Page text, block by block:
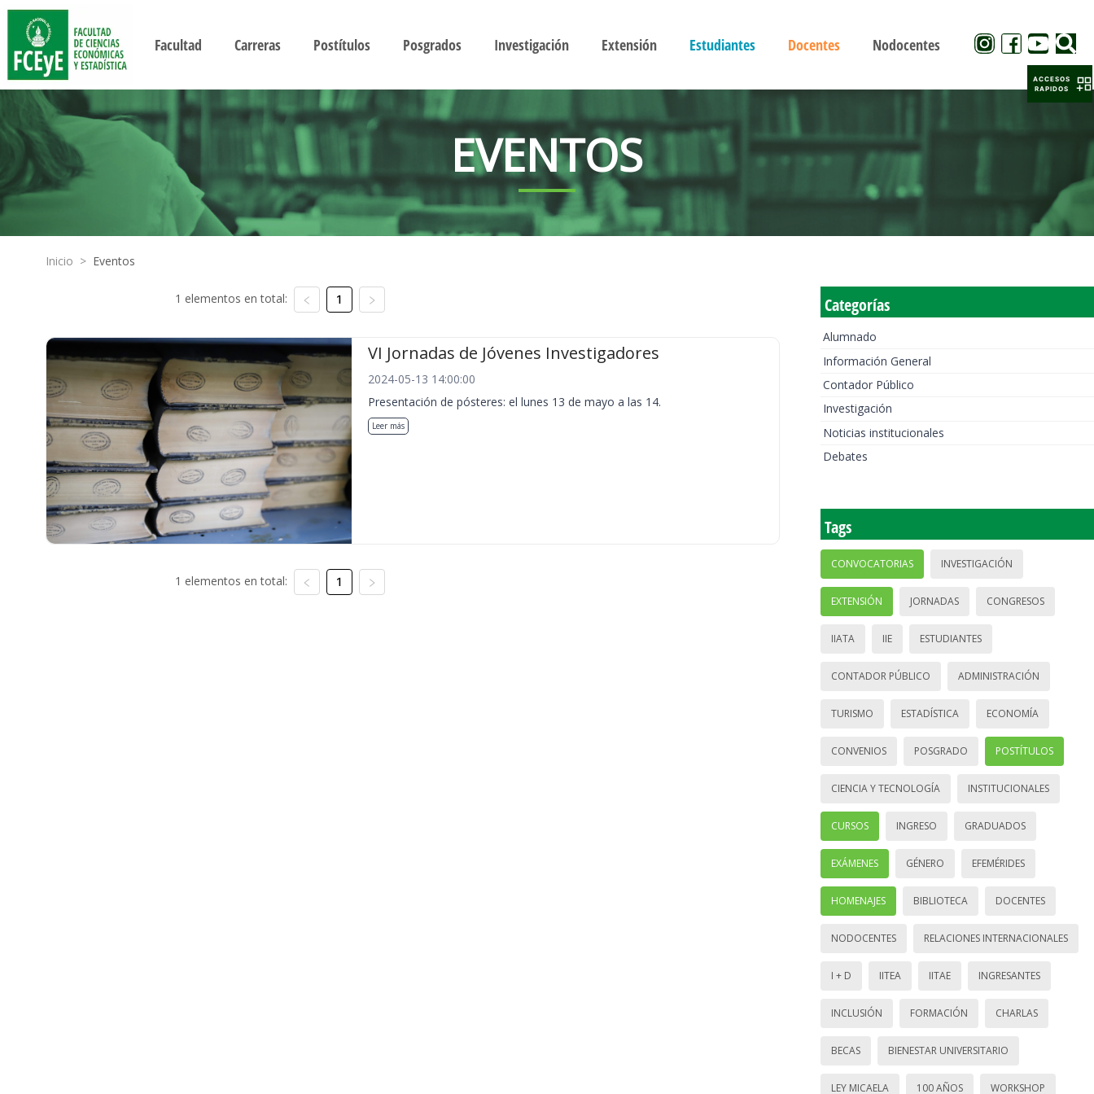
Facultad Carreras Postítulos Posgrados Investigación Extensión Estudiantes Docentes Nodocentes
EVENTOS
Inicio > Eventos
1 elementos en total: 1
VI Jornadas de Jóvenes Investigadores
2024-05-13 14:00:00
Presentación de pósteres: el lunes 13 de mayo a las 14.
Leer más
1 elementos en total: 1
Categorías
Alumnado
Información General
Contador Público
Investigación
Noticias institucionales
Debates
Tags
CONVOCATORIAS INVESTIGACIÓN
EXTENSIÓN JORNADAS CONGRESOS
IIATA IIE ESTUDIANTES
CONTADOR PÚBLICO ADMINISTRACIÓN
TURISMO ESTADÍSTICA ECONOMÍA
CONVENIOS POSGRADO POSTÍTULOS
CIENCIA Y TECNOLOGÍA INSTITUCIONALES
CURSOS INGRESO GRADUADOS
EXÁMENES GÉNERO EFEMÉRIDES
HOMENAJES BIBLIOTECA DOCENTES
NODOCENTES RELACIONES INTERNACIONALES
I + D IITEA IITAE INGRESANTES
INCLUSIÓN FORMACIÓN CHARLAS
BECAS BIENESTAR UNIVERSITARIO
LEY MICAELA 100 AÑOS WORKSHOP
ACCESOS
RAPIDOS